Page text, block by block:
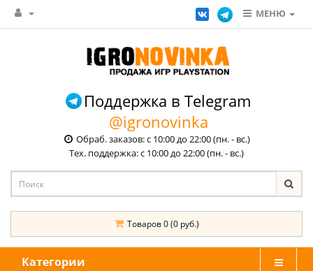
МЕНЮ
Поддержка в Telegram
@igronovinka
Обраб. заказов: с 10:00 до 22:00 (пн. - вс.)
Тех. поддержка: с 10:00 до 22:00 (пн. - вс.)
Товаров 0 (0 руб.)
Категории